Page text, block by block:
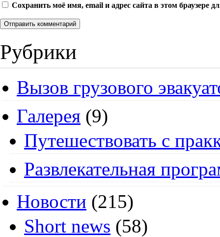
Сохранить моё имя, email и адрес сайта в этом браузере
Рубрики
Вызов грузового
Галерея (9)
Путешествовать с
Развлекательная
Новости (215)
Short news (58)